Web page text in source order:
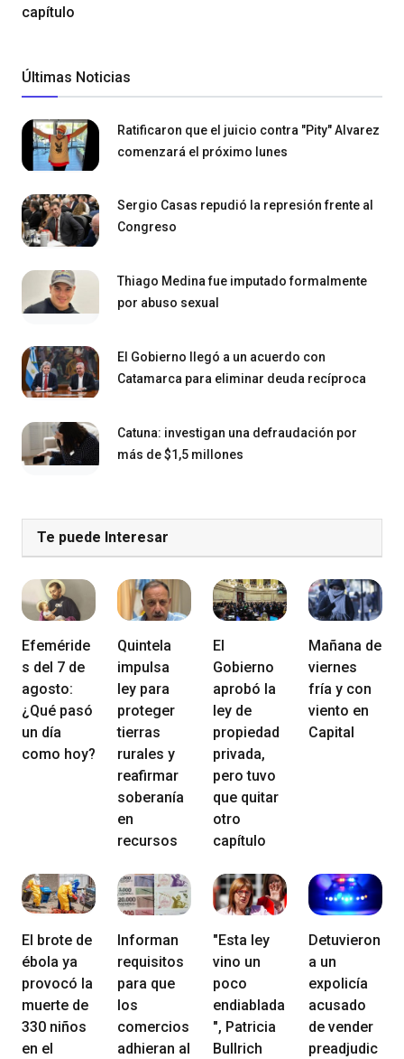
capítulo
Últimas Noticias
Ratificaron que el juicio contra "Pity" Alvarez
comenzará el próximo lunes
Sergio Casas repudió la represión frente al
Congreso
Thiago Medina fue imputado formalmente
por abuso sexual
El Gobierno llegó a un acuerdo con
Catamarca para eliminar deuda recíproca
Catuna: investigan una defraudación por
más de $1,5 millones
Te puede Interesar
Efeméride
s del 7 de
agosto:
¿Qué pasó
un día
como hoy?
Quintela
impulsa
ley para
proteger
tierras
rurales y
reafirmar
soberanía
en
recursos
El
Gobierno
aprobó la
ley de
propiedad
privada,
pero tuvo
que quitar
otro
capítulo
Mañana de
viernes
fría y con
viento en
Capital
El brote de
ébola ya
provocó la
muerte de
330 niños
en el
Informan
requisitos
para que
los
comercios
adhieran al
"Esta ley
vino un
poco
endiablada
", Patricia
Bullrich
Detuvieron
a un
expolicía
acusado
de vender
preadjudic